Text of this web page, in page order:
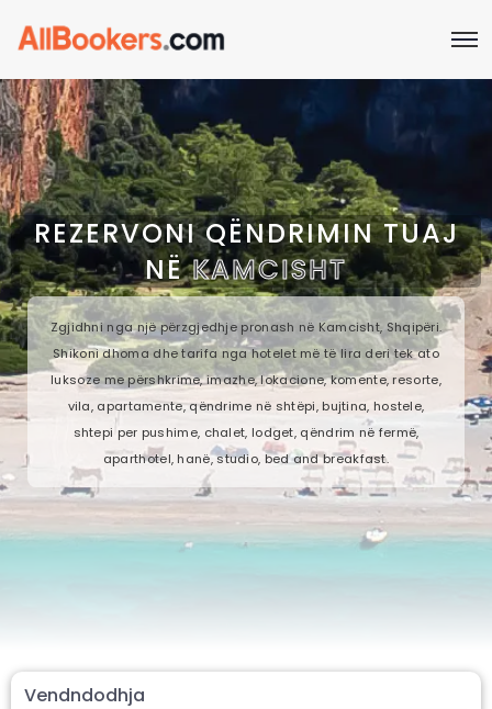
REZERVONI QËNDRIMIN TUAJ
NËKAMCISHT
Zgjidhni nga një përzgjedhje pronash në Kamcisht, Shqipëri.
Shikoni dhoma dhe tarifa nga hotelet më të lira deri tek ato
luksoze me përshkrime, imazhe, lokacione, komente, resorte,
vila, apartamente, qëndrime në shtëpi, bujtina, hostele,
shtepi per pushime, chalet, lodget, qëndrim në fermë,
aparthotel, hanë, studio, bed and breakfast.
Vendndodhja